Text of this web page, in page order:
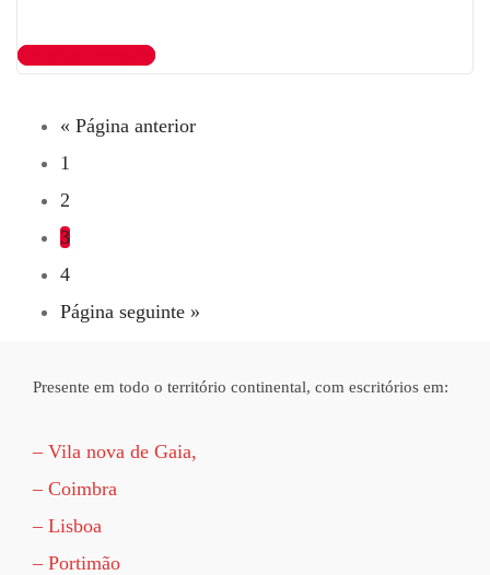
Ler artigo completo
« Página anterior
1
2
3
4
Página seguinte »
Presente em todo o território continental, com escritórios em:
– Vila nova de Gaia,
– Coimbra
– Lisboa
– Portimão